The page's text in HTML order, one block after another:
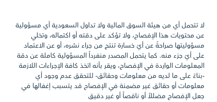
لا تتحمل أي من هيئة السوق المالية ولا تداول السعودية أي مسؤولية
عن محتويات هذا الإفصاح، ولا تؤكد على دقته أو اكتماله، وتخلي
مسؤوليتها صراحةً عن أيّ خسارة تنتج من جراء نشره، أو عن الاعتماد
على أيّ جزء منه. كما يتحمل المصدر منفرداً المسؤولية كاملة عن دقة
المعلومات الواردة في الإفصاح، ويقر بأنه اتخذ كافة الإجراءات اللازمة
-بناءً على ما لديه من معلومات وحقائق- للتحقق عدم وجود أي
معلومات أو حقائق غير مضمنة في الإفصاح قد يتسبب إغفالها في
جعل الإفصاح مضللاً أو ناقصاً أو غير دقيق